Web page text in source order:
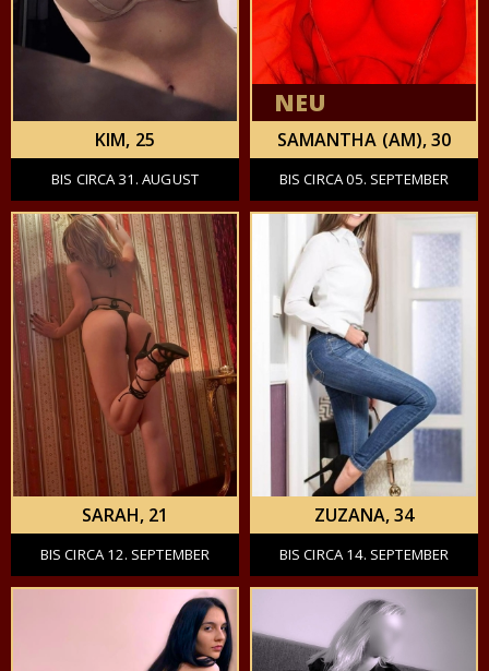
KIM, 25
BIS CIRCA 31. AUGUST
NEU
SAMANTHA (AM), 30
BIS CIRCA 05. SEPTEMBER
SARAH, 21
BIS CIRCA 12. SEPTEMBER
ZUZANA, 34
BIS CIRCA 14. SEPTEMBER